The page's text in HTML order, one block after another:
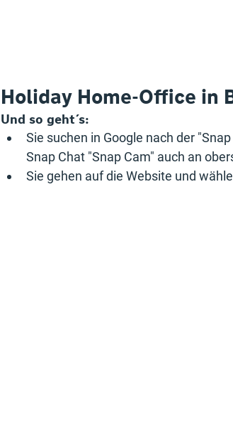
Holiday Home-Office in
Und so geht´s:
Sie suchen in Google nach der
Snap Chat "Snap Cam" auch an
Sie gehen auf die Website und